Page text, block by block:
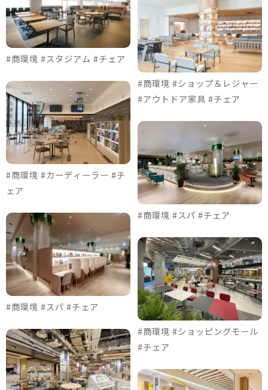
#商環境 #スタジアム #チェア
#商環境 #カーディーラー #チ
ェア
#商環境 #スパ #チェア
#商環境 #ショップ＆レジャー
#アウトドア家具 #チェア
#商環境 #スパ #チェア
#商環境 #ショッピングモール
#チェア